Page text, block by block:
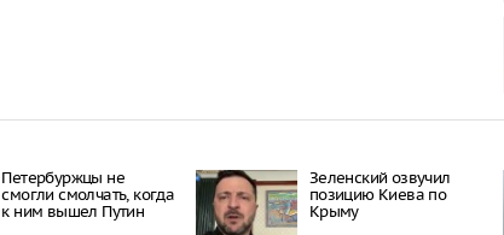
Петербуржцы не
смогли смолчать, когда
к ним вышел Путин
Зеленский озвучил
позицию Киева по
Крыму